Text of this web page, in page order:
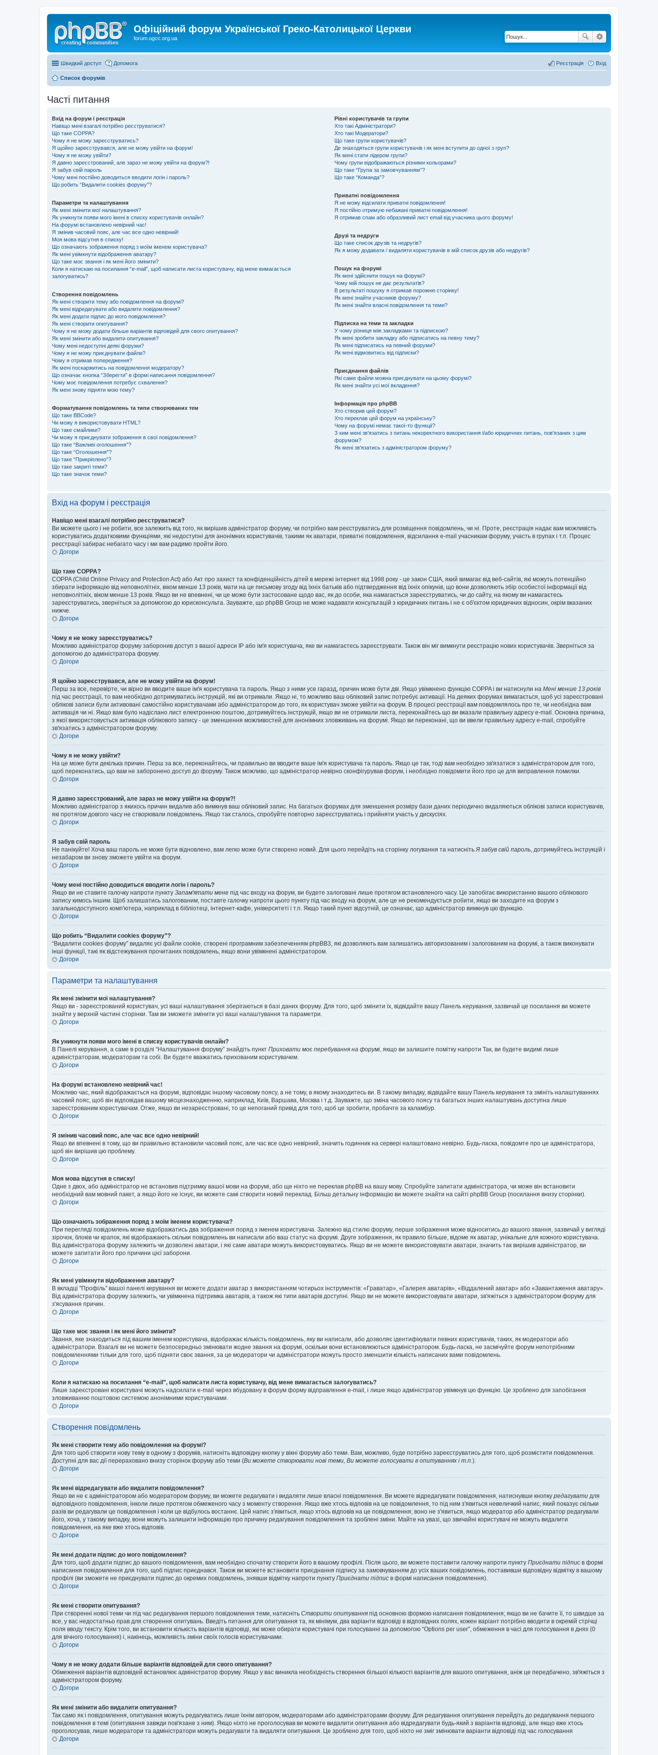
Офіційний форум Української Греко-Католицької Церкви
forum.ugcc.org.ua
Швидкий доступ Допомога Вхід
Реєстрація
Список форумів
Часті питання
Вхід на форум і реєстрація
Навіщо мені взагалі потрібно реєструватися?
Що таке COPPA?
Чому я не можу зареєструватись?
Я щойно зареєструвався, але не можу увійти на форум!
Чому я не можу увійти?
Я давно зареєстрований, але зараз не можу увійти на форум?!
Я забув свій пароль
Чому мені постійно доводиться вводити логін і пароль?
Що робить “Видалити cookies форуму”?
Параметри та налаштування
Як мені змінити мої налаштування?
Як уникнути появи мого імені в списку користувачів онлайн?
На форумі встановлено невірний час!
Я змінив часовий пояс, але час все одно невірний!
Моя мова відсутня в списку!
Що означають зображення поряд з моїм іменем користувача?
Як мені увімкнути відображення аватару?
Що таке моє звання і як мені його змінити?
Коли я натискаю на посилання “e-mail”, щоб написати листа користувачу, від мене вимагається
залогуватись?
Створення повідомлень
Як мені створити тему або повідомлення на форумі?
Як мені відредагувати або видалити повідомлення?
Як мені додати підпис до мого повідомлення?
Як мені створити опитування?
Чому я не можу додати більше варіантів відповідей для свого опитування?
Як мені змінити або видалити опитування?
Чому мені недоступні деякі форуми?
Чому я не можу приєднувати файли?
Чому я отримав попередження?
Як мені поскаржитись на повідомлення модератору?
Що означає кнопка “Зберегти” в формі написання повідомлення?
Чому моє повідомлення потребує схвалення?
Як мені знову підняти мою тему?
Форматування повідомлень та типи створюваних тем
Що таке BBCode?
Чи можу я використовувати HTML?
Що таке смайлики?
Чи можу я приєднувати зображення в свої повідомлення?
Що таке “Важливі оголошення”?
Що таке “Оголошення”?
Що таке “Прикріплено”?
Що таке закриті теми?
Що таке значок теми?
Рівні користувачів та групи
Хто такі Адміністратори?
Хто такі Модератори?
Що таке групи користувачів?
Де знаходяться групи користувачів і як мені вступити до одної з груп?
Як мені стати лідером групи?
Чому групи відображаються різними кольорами?
Що таке “Група за замовчуванням”?
Що таке “Команда”?
Приватні повідомлення
Я не можу відсилати приватні повідомлення!
Я постійно отримую небажані приватні повідомлення!
Я отримав спам або образливий лист email від учасника цього форуму!
Друзі та недруги
Що таке список друзів та недругів?
Як я можу додавати / видаляти користувачів в мій список друзів або недругів?
Пошук на форумі
Як мені здійснити пошук на форумі?
Чому мій пошук не дає результатів?
В результаті пошуку я отримав порожню сторінку!
Як мені знайти учасників форуму?
Як мені знайти власні повідомлення та теми?
Підписка на теми та закладки
У чому різниця між закладками та підпискою?
Як мені зробити закладку або підписатись на певну тему?
Як мені підписатись на певний форуми?
Як мені відмовитись від підписки?
Приєднання файлів
Які саме файли можна приєднувати на цьому форумі?
Як мені знайти усі мої вкладення?
Інформація про phpBB
Хто створив цей форум?
Хто переклав цей форум на українську?
Чому на форумі немає такої-то функції?
З ким мені зв'язатись з питань некоректного використання і/або юридичних питань, пов'язаних з цим
форумом?
Як мені зв'язатись з адміністратором форуму?
Вхід на форум і реєстрація
Навіщо мені взагалі потрібно реєструватися?
Ви можете цього і не робити, все залежить від того, як вирішив адміністратор форуму, чи потрібно вам реєструватись для розміщення повідомлень, чи ні. Проте, реєстрація надає вам можливість
користуватись додатковими функціями, які недоступні для анонімних користувачів, такими як аватари, приватні повідомлення, відсилання e-mail учасникам форуму, участь в групах і т.п. Процес
реєстрації забирає небагато часу і ми вам радимо пройти його.
Догори
Що таке COPPA?
COPPA (Child Online Privacy and Protection Act) або Акт про захист та конфіденційність дітей в мережі інтернет від 1998 року - це закон США, який вимагає від веб-сайтів, які можуть потенційно
збирати інформацію від неповнолітніх, віком менше 13 років, мати на це письмову згоду від їхніх батьків або підтвердження від їхніх опікунів, що вони дозволяють збір особистої інформації від
неповнолітніх, віком менше 13 років. Якщо ви не впевнені, чи це може бути застосоване щодо вас, як до особи, яка намагається зареєструватись, чи до сайту, на якому ви намагаєтесь
зареєструватись, зверніться за допомогою до юрисконсульта. Зауважте, що phpBB Group не може надавати консультацій з юридичних питань і не є об'єктом юридичних відносин, окрім вказаних
нижче.
Догори
Чому я не можу зареєструватись?
Можливо адміністратор форуму заборонив доступ з вашої адреси IP або ім'я користувача, яке ви намагаєтесь зареєструвати. Також він міг вимкнути реєстрацію нових користувачів. Зверніться за
допомогою до адміністратора форуму.
Догори
Я щойно зареєструвався, але не можу увійти на форум!
Перш за все, перевірте, чи вірно ви вводите ваше ім'я користувача та пароль. Якщо з ними усе гаразд, причин може бути дві. Якщо увімкнено функцію COPPA і ви натиснули на Мені менше 13 років
під час реєстрації, то вам необхідно дотримуватись інструкцій, які ви отримали. Якщо ні, то можливо ваш обліковий запис потребує активації. На деяких форумах вимагається, щоб усі зареєстровані
облікові записи були активовані самостійно користувачами або адміністратором до того, як користувач зможе увійти на форум. В процесі реєстрації вам повідомлялось про те, чи необхідна вам
активація чи ні. Якщо вам було надіслано лист електронною поштою, дотримуйтесь інструкцій, якщо ви не отримали листа, переконайтесь що ви вказали правильну адресу e-mail. Основна причина,
з якої використовується активація облікового запису - це зменшення можливостей для анонімних зловживань на форумі. Якщо ви переконані, що ви ввели правильну адресу e-mail, спробуйте
зв'язатись з адміністратором форуму.
Догори
Чому я не можу увійти?
На це може бути декілька причин. Перш за все, переконайтесь, чи правильно ви вводите ваше ім'я користувача та пароль. Якщо це так, тоді вам необхідно зв'язатися з адміністратором для того,
щоб переконатись, що вам не заборонено доступ до форуму. Також можливо, що адміністратор невірно сконфігурував форум, і необхідно повідомити його про це для виправлення помилки.
Догори
Я давно зареєстрований, але зараз не можу увійти на форум?!
Можливо адміністратор з якихось причин видалив або вимкнув ваш обліковий запис. На багатьох форумах для зменшення розміру бази даних періодично видаляються облікові записи користувачів,
які протягом довгого часу не створювали повідомлень. Якщо так сталось, спробуйте повторно зареєструватись і прийняти участь у дискусіях.
Догори
Я забув свій пароль
Не панікуйте! Хоча ваш пароль не може бути відновлено, вам легко може бути створено новий. Для цього перейдіть на сторінку логування та натисніть Я забув свій пароль , дотримуйтесь інструкцій і
незабаром ви знову зможете увійти на форум.
Догори
Чому мені постійно доводиться вводити логін і пароль?
Якщо ви не ставите галочку напроти пункту Запам'ятати мене під час входу на форум, ви будете залоговані лише протягом встановленого часу. Це запобігає використанню вашого облікового
запису кимось іншим. Щоб залишатись залогованим, поставте галочку напроти цього пункту під час входу на форум, але це не рекомендується робити, якщо ви заходите на форум з
загальнодоступного комп'ютера, наприклад в бібліотеці, інтернет-кафе, університеті і т.п. Якщо такий пункт відсутній, це означає, що адміністратор вимкнув цю функцію.
Догори
Що робить “Видалити cookies форуму”?
“Видалити cookies форуму” видаляє усі файли cookie, створені програмним забезпеченням phpBB3, які дозволяють вам залишатись авторизованим і залогованим на форумі, а також виконувати
інші функції, такі як відстежування прочитаних повідомлень, якщо вони увімкнені адміністратором.
Догори
Параметри та налаштування
Як мені змінити мої налаштування?
Якщо ви - зареєстрований користувач, усі ваші налаштування зберігаються в базі даних форуму. Для того, щоб змінити їх, відвідайте вашу Панель керування , зазвичай це посилання ви можете
знайти у верхній частині сторінки. Там ви зможете змінити усі ваші налаштування та параметри.
Догори
Як уникнути появи мого імені в списку користувачів онлайн?
В Панелі керування, а саме в розділі “Налаштування форуму” знайдіть пункт Приховати моє перебування на форумі , якщо ви залишите помітку напроти Так , ви будете видимі лише
адміністраторам, модераторам та собі. Ви будете вважатись прихованим користувачем.
Догори
На форумі встановлено невірний час!
Можливо час, який відображається на форумі, відповідає іншому часовому поясу, а не тому, в якому знаходитесь ви. В такому випадку, відвідайте вашу Панель керування та змініть налаштуваннях
часовий пояс, щоб він відповідав вашому місцезнаходженню, наприклад, Київ, Варшава, Москва і т.д. Зауважте, що зміна часового поясу та багатьох інших налаштувань доступна лише
зареєстрованим користувачам. Отже, якщо ви незареєстровані, то це непоганий привід для того, щоб це зробити, пробачте за каламбур.
Догори
Я змінив часовий пояс, але час все одно невірний!
Якщо ви впевнені в тому, що ви правильно встановили часовий пояс, але час все одно невірний, значить годинник на сервері налаштовано невірно. Будь-ласка, повідомте про це адміністратора,
щоб він вирішив цю проблему.
Догори
Моя мова відсутня в списку!
Одне з двох, або адміністратор не встановив підтримку вашої мови на форумі, або ще ніхто не переклав phpBB на вашу мову. Спробуйте запитати адміністратора, чи може він встановити
необхідний вам мовний пакет, а якщо його не існує, ви можете самі створити новий переклад. Більш детальну інформацію ви можете знайти на сайті phpBB Group (посилання внизу сторінки).
Догори
Що означають зображення поряд з моїм іменем користувача?
При перегляді повідомлень може відображатись два зображення поряд з іменем користувача. Залежно від стилю форуму, перше зображення може відноситись до вашого звання, зазвичай у вигляді
зірочок, блоків чи крапок, які відображають скільки повідомлень ви написали або ваш статус на форумі. Друге зображення, як правило більше, відоме як аватар, унікальне для кожного користувача.
Від адміністратора форуму залежить чи дозволені аватари, і які саме аватари можуть використовуватись. Якщо ви не можете використовувати аватари, значить так вирішив адміністратор, ви
можете запитати його про причини цієї заборони.
Догори
Як мені увімкнути відображення аватару?
В вкладці "Профіль" вашої панелі керування ви можете додати аватар з використанням чотирьох інструментів: «Граватар», «Галерея аватарів», «Віддалений аватар» або «Завантаження аватару».
Від адміністратора форуму залежить, чи увімкнена підтримка аватарів, а також які типи аватарів доступні. Якщо ви не можете використовувати аватари, зв'яжіться з адміністратором форуму для
з'ясування причин.
Догори
Що таке моє звання і як мені його змінити?
Звання, яке знаходиться під вашим іменем користувача, відображає кількість повідомлень, яку ви написали, або дозволяє ідентифікувати певних користувачів, таких, як модератори або
адміністратори. Взагалі ви не можете безпосередньо змінювати жодне звання на форумі, оскільки вони встановлюються адміністратором. Будь-ласка, не засмічуйте форум непотрібними
повідомленнями тільки для того, щоб підняти своє звання, за це модератори чи адміністратори можуть просто зменшити кількість написаних вами повідомлень.
Догори
Коли я натискаю на посилання “e-mail”, щоб написати листа користувачу, від мене вимагається залогуватись?
Лише зареєстровані користувачі можуть надсилати e-mail через вбудовану в форум форму відправлення e-mail, і лише якщо адміністратор увімкнув цю функцію. Це зроблено для запобігання
зловживанню поштовою системою анонімними користувачами.
Догори
Створення повідомлень
Як мені створити тему або повідомлення на форумі?
Для того щоб створити нову тему в одному з форумів, натисніть відповідну кнопку у вікні форуму або теми. Вам, можливо, буде потрібно зареєструватись для того, щоб розмістити повідомлення.
Доступні для вас дії перераховано внизу сторінок форуму або теми (Ви можете створювати нові теми, Ви можете голосувати в опитуваннях і т.п. ).
Догори
Як мені відредагувати або видалити повідомлення?
Якщо ви не є адміністратором або модератором форуму, ви можете редагувати і видаляти лише власні повідомлення. Ви можете відредагувати повідомлення, натиснувши кнопку редагувати для
відповідного повідомлення, інколи лише протягом обмеженого часу з моменту створення. Якщо вже хтось відповів на це повідомлення, то під ним з'явиться невеличкий напис, який показує скільки
разів ви редагували це повідомлення і коли це відбулось востаннє. Цей напис з'явиться, якщо хтось відповів на це повідомлення; воно не з'явиться, якщо модератор або адміністратор редагували
його, хоча, у такому випадку, вони можуть залишити інформацію про причину редагування повідомлення та зроблені зміни. Майте на увазі, що звичайні користувачі не можуть видалити
повідомлення, на яке вже хтось відповів.
Догори
Як мені додати підпис до мого повідомлення?
Для того, щоб додати підпис до вашого повідомлення, вам необхідно спочатку створити його в вашому профілі. Після цього, ви можете поставити галочку напроти пункту Приєднати підпис в формі
написання повідомлення для того, щоб підпис приєднався. Також ви можете встановити приєднання підпису за замовчуванням до усіх ваших повідомлень, поставивши відповідну відмітку в вашому
профілі (ви зможете не приєднувати підпис до окремих повідомлень, знявши відмітку напроти пункту Приєднати підпис в формі написання повідомлення).
Догори
Як мені створити опитування?
При створенні нової теми чи під час редагування першого повідомлення теми, натисніть Створити опитування під основною формою написання повідомлення; якщо ви не бачите її, то швидше за
все, у вас недостатньо прав для створення опитувань. Введіть питання для опитування та, як мінімум, два варіанти відповіді в відповідних полях, кожен варіант потрібно вводити в окремій стрічці
поля вводу тексту. Крім того, ви встановити кількість варіантів відповіді, які може обирати користувачі при голосуванні за допомогою “Options per user”, обмеження в часі для голосування в днях (0
для вічного голосування) і, накінець, можливість зміни своїх голосів користувачами.
Догори
Чому я не можу додати більше варіантів відповідей для свого опитування?
Обмеження варіантів відповідей встановлює адміністратор форуму. Якщо у вас виникла необхідність створення більшої кількості варіантів для вашого опитування, аніж це передбачено, зв'яжіться з
адміністратором форуму.
Догори
Як мені змінити або видалити опитування?
Так само як і повідомлення, опитування можуть редагуватись лише їхнім автором, модераторами або адміністраторами форуму. Для редагування опитування перейдіть до редагування першого
повідомлення в темі (опитування завжди пов'язане з ним). Якщо ніхто не проголосував ви можете видалити опитування або відредагувати будь-який з варіантів відповіді, але якщо вже хтось
проголосував, лише модератори та адміністратори можуть редагувати та видаляти опитування. Це зроблено для того, щоб ніхто не зміг змінювати варіанти відповіді під час голосування
Догори